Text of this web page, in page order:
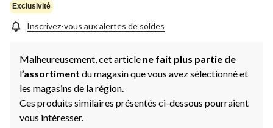
Exclusivité
Inscrivez-vous aux alertes de soldes
Malheureusement, cet article ne fait plus partie de
l’assortiment du magasin que vous avez sélectionné et
les magasins de la région.
Ces produits similaires présentés ci-dessous pourraient
vous intéresser.